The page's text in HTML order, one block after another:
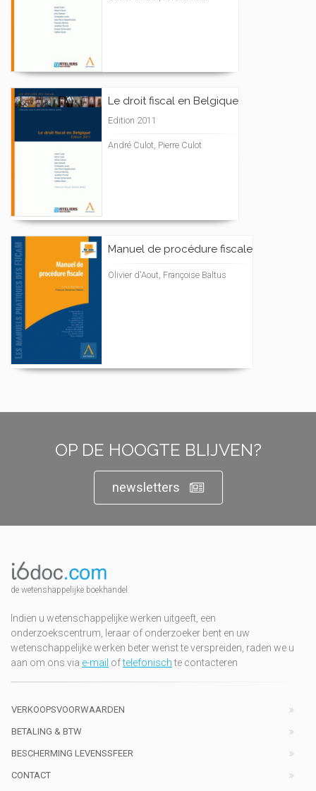
Le droit fiscal en Belgique
Edition 2011
André Culot, Pierre Culot
Manuel de procédure fiscale
Olivier d'Aout, Françoise Baltus
OP DE HOOGTE BLIJVEN?
newsletters
de wetenshappelijke boekhandel
Indien u wetenschappelijke werken uitgeeft, een
onderzoekscentrum, leraar of onderzoeker bent en uw
wetenschappelijke werken beter wenst te verspreiden, raden we u
aan om ons via e-mail oftelefonischte contacteren
VERKOOPSVOORWAARDEN
BETALING & BTW
BESCHERMING LEVENSSFEER
CONTACT